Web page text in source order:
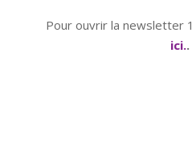
Pour ouvrir la newsletter
ici..